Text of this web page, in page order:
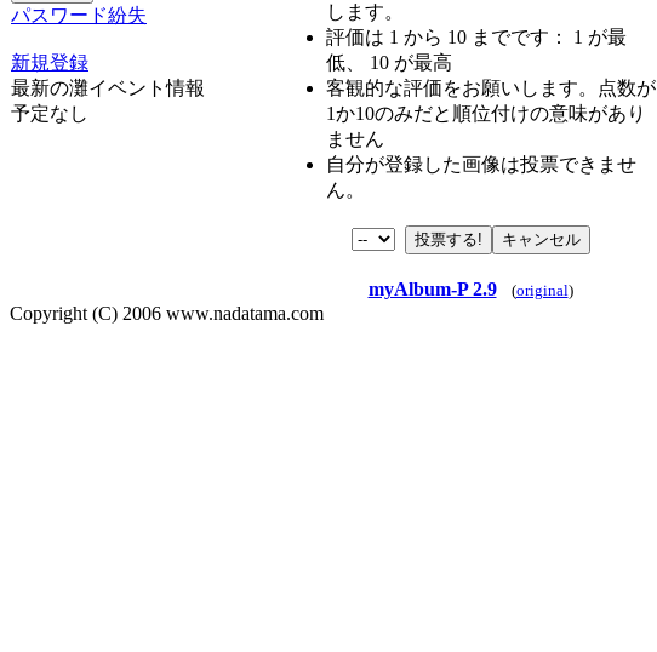
パスワード紛失
新規登録
最新の灘イベント情報
予定なし
します。
評価は 1 から 10 までです： 1 が最
低、 10 が最高
客観的な評価をお願いします。点数が
1か10のみだと順位付けの意味があり
ません
自分が登録した画像は投票できませ
ん。
myAlbum-P 2.9 (original)
Copyright (C) 2006 www.nadatama.com